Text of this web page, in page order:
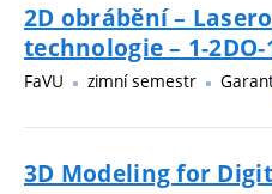
2D obrábění –
technologie – 1-2DO-
FaVU zimní semestr
3D Modeling for